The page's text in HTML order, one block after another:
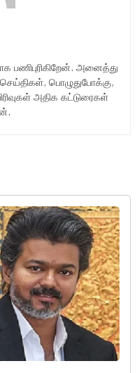
பணிபுரிகிறேன். அனைத்து
செய்திகள், பொழுதுபோக்கு,
அதிக கட்டுரைகள்